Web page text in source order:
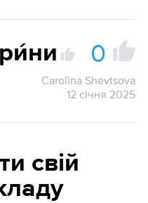
0
Carolina Shevtsova
12 січня 2025
свій